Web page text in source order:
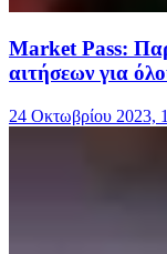
Μarket Pass:
αιτήσεων για
24 Οκτωβρίου 2023,